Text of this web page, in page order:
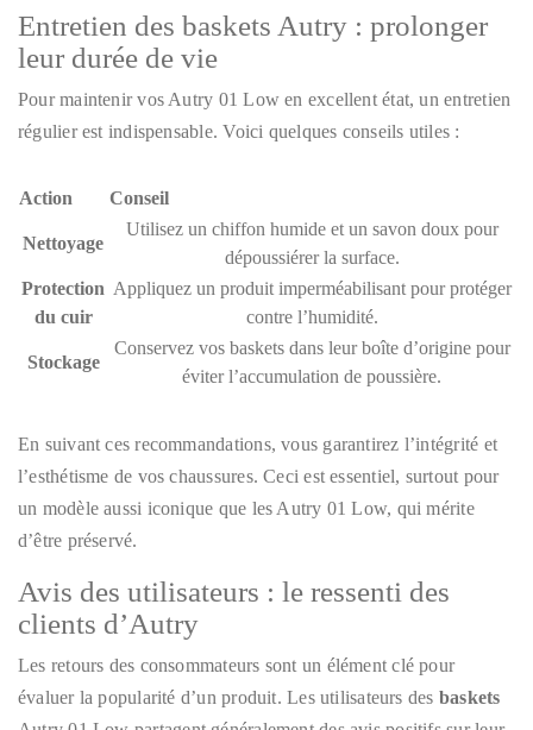
Entretien des baskets Autry : prolonger
leur durée de vie
Pour maintenir vos Autry 01 Low en excellent état, un entretien
régulier est indispensable. Voici quelques conseils utiles :
Action Conseil
Nettoyage
Utilisez un chiffon humide et un savon doux pour
dépoussiérer la surface.
Protection
du cuir
Appliquez un produit imperméabilisant pour protéger
contre l’humidité.
Stockage
Conservez vos baskets dans leur boîte d’origine pour
éviter l’accumulation de poussière.
En suivant ces recommandations, vous garantirez l’intégrité et
l’esthétisme de vos chaussures. Ceci est essentiel, surtout pour
un modèle aussi iconique que les Autry 01 Low, qui mérite
d’être préservé.
Avis des utilisateurs : le ressenti des
clients d’Autry
Les retours des consommateurs sont un élément clé pour
évaluer la popularité d’un produit. Les utilisateurs des baskets